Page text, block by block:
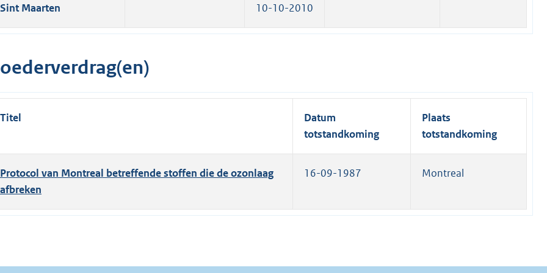
Sint Maarten 10-10-2010
Titel
Datum
totstandkoming
Plaats
totstandkoming
Protocol van Montreal betreffende stoffen die de ozonlaag
afbreken
16-09-1987 Montreal